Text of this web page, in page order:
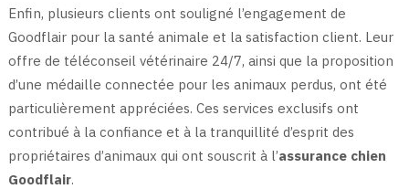
Enfin, plusieurs clients ont souligné l’engagement de
Goodflair pour la santé animale et la satisfaction client. Leur
offre de téléconseil vétérinaire 24/7, ainsi que la proposition
d’une médaille connectée pour les animaux perdus, ont été
particulièrement appréciées. Ces services exclusifs ont
contribué à la confiance et à la tranquillité d’esprit des
propriétaires d’animaux qui ont souscrit à l’assurance chien
Goodflair.